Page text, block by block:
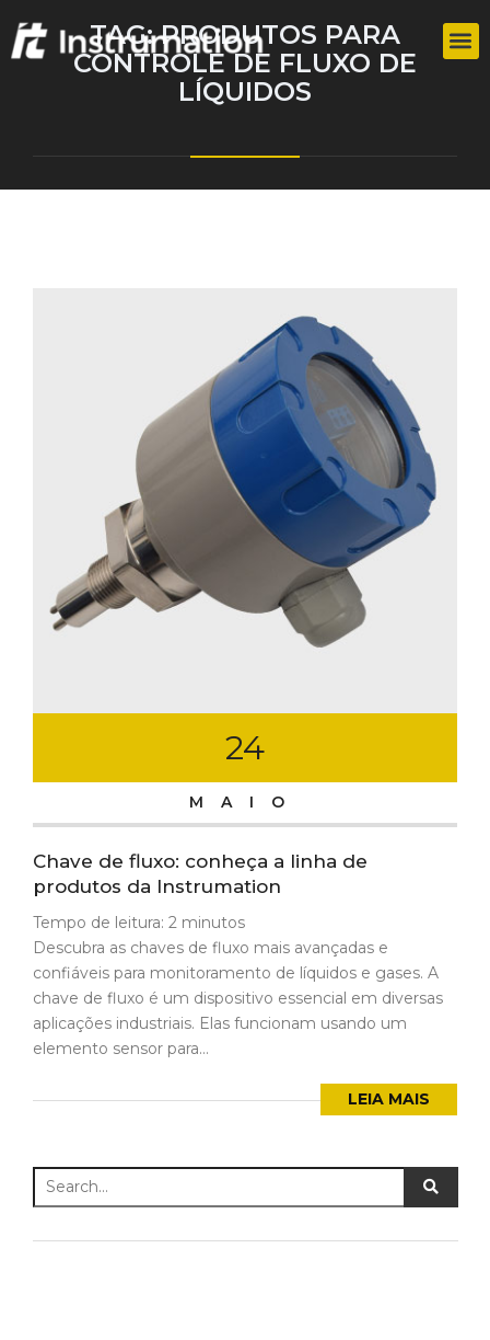
TAG:PRODUTOS PARA
CONTROLE DE FLUXO DE
LÍQUIDOS
24
MAIO
Chave de fluxo: conheça a linha de
produtos da Instrumation
Tempo de leitura: 2 minutos
Descubra as chaves de fluxo mais avançadas e
confiáveis para monitoramento de líquidos e gases. A
chave de fluxo é um dispositivo essencial em diversas
aplicações industriais. Elas funcionam usando um
elemento sensor para...
LEIA MAIS